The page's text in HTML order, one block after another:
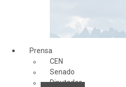
Prensa
CEN
Senado
Diputados